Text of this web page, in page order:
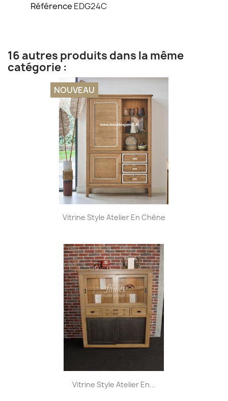
Référence EDG24C
16 autres produits dans la même
catégorie :
Vitrine Style Atelier En Chêne
NOUVEAU
Vitrine Style Atelier En...